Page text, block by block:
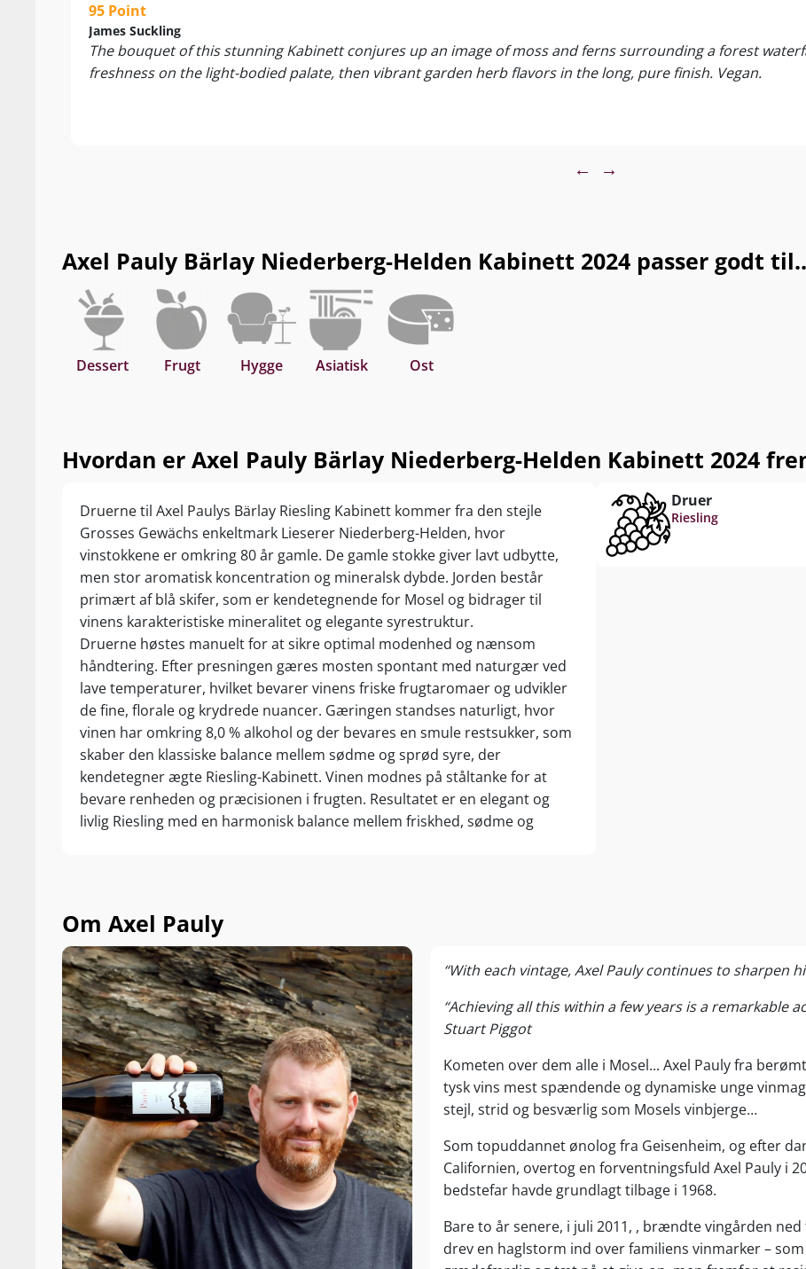
95 Point
James Suckling
The bouquet of this stunning Kabinett conjures up an image of moss and ferns surrounding a forest
freshness on the light-bodied palate, then vibrant garden herb flavors in the long, pure finish. Vegan.
← →
Axel Pauly Bärlay Niederberg-Helden Kabinett 2024 passer godt
Dessert Frugt Hygge Asiatisk Ost
Hvordan er Axel Pauly Bärlay Niederberg-Helden Kabinett 2024
Druerne til Axel Paulys Bärlay Riesling Kabinett kommer fra den stejle
Grosses Gewächs enkeltmark Lieserer Niederberg-Helden, hvor
vinstokkene er omkring 80 år gamle. De gamle stokke giver lavt udbytte,
men stor aromatisk koncentration og mineralsk dybde. Jorden består
primært af blå skifer, som er kendetegnende for Mosel og bidrager til
vinens karakteristiske mineralitet og elegante syrestruktur.
Druerne høstes manuelt for at sikre optimal modenhed og nænsom
håndtering. Efter presningen gæres mosten spontant med naturgær ved
lave temperaturer, hvilket bevarer vinens friske frugtaromaer og udvikler
de fine, florale og krydrede nuancer. Gæringen standses naturligt, hvor
vinen har omkring 8,0 % alkohol og der bevares en smule restsukker, som
skaber den klassiske balance mellem sødme og sprød syre, der
kendetegner ægte Riesling-Kabinett. Vinen modnes på ståltanke for at
bevare renheden og præcisionen i frugten. Resultatet er en elegant og
livlig Riesling med en harmonisk balance mellem friskhed, sødme og
Druer
Riesling
Om Axel Pauly
“With each vintage, Axel Pauly continues to sharpen
“Achieving all this within a few years is a remarkable
Stuart Piggot
Kometen over dem alle i Mosel... Axel Pauly fra
tysk vins mest spændende og dynamiske unge
stejl, strid og besværlig som Mosels vinbjerge…
Som topuddannet ønolog fra Geisenheim, og efter
Californien, overtog en forventningsfuld Axel Pauly i
bedstefar havde grundlagt tilbage i 1968.
Bare to år senere, i juli 2011, , brændte vingården
drev en haglstorm ind over familiens vinmarker –